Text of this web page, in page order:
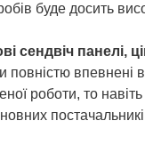
буде
сендвіч панелі,
впевнені
роботи, то